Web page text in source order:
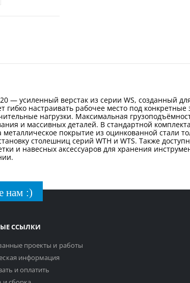
— усиленный верстак из серии WS, созданный
гибко настраивать рабочее место под
нагрузки. Максимальная
и массивных деталей. В стандартной
покрытие из оцинкованной
столешниц серий WTH и WTS. Также
и навесных аксессуаров для хранения
нам :)
ССЫЛКИ
проекты и работы
информация
и оплатить